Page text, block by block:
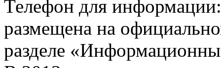
Телефон для
размещена на
разделе